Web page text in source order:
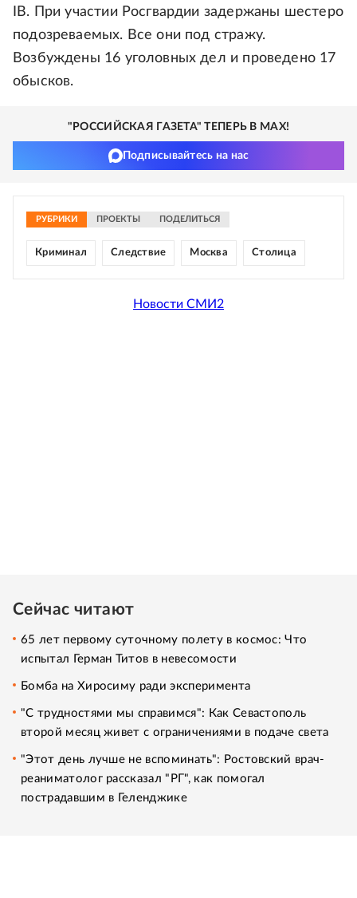
IB. При участии Росгвардии задержаны шестеро
подозреваемых. Все они под стражу.
Возбуждены 16 уголовных дел и проведено 17
обысков.
"РОССИЙСКАЯ ГАЗЕТА" ТЕПЕРЬ В MAX!
Подписывайтесь на нас
РУБРИКИ ПРОЕКТЫ ПОДЕЛИТЬСЯ
Криминал Следствие Москва Столица
Новости СМИ2
Сейчас читают
65 лет первому суточному полету в космос: Что
испытал Герман Титов в невесомости
Бомба на Хиросиму ради эксперимента
"С трудностями мы справимся": Как Севастополь
второй месяц живет с ограничениями в подаче света
"Этот день лучше не вспоминать": Ростовский врач-
реаниматолог рассказал "РГ", как помогал
пострадавшим в Геленджике